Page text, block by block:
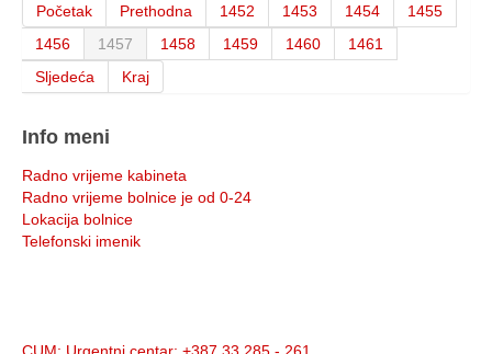
Početak
Prethodna 1452 1453 1454
1455
1456
1457 1458 1459 1460
1461
Sljedeća
Kraj
Info meni
Radno vrijeme kabineta
Radno vrijeme bolnice je od 0-24
Lokacija bolnice
Telefonski imenik